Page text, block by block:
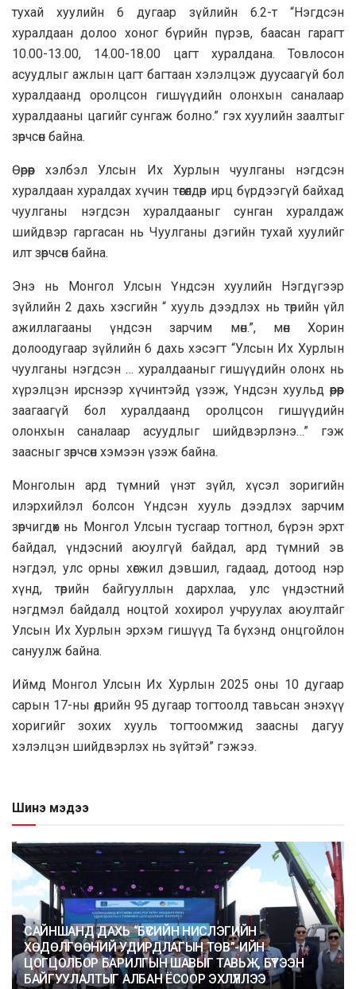
тухай хуулийн 6 дугаар зүйлийн 6.2-т “Нэгдсэн
хуралдаан долоо хоног бүрийн пүрэв, баасан гарагт
10.00-13.00, 14.00-18.00 цагт хуралдана. Товлосон
асуудлыг ажлын цагт багтаан хэлэлцэж дуусаагүй бол
хуралдаанд оролцсон гишүүдийн олонхын саналаар
хуралдааны цагийг сунгаж болно.” гэх хуулийн заалтыг
зөрчсөн байна.
Өөрөөр хэлбэл Улсын Их Хурлын чуулганы нэгдсэн
хуралдаан хуралдах хүчин төгөлдөр ирц бүрдээгүй байхад
чуулганы нэгдсэн хуралдааныг сунган хуралдаж
шийдвэр гаргасан нь Чуулганы дэгийн тухай хуулийг
илт зөрчсөн байна.
Энэ нь Монгол Улсын Үндсэн хуулийн Нэгдүгээр
зүйлийн 2 дахь хэсгийн “ хууль дээдлэх нь төрийн үйл
ажиллагааны үндсэн зарчим мөн.”, мөн Хорин
долоодугаар зүйлийн 6 дахь хэсэгт “Улсын Их Хурлын
чуулганы нэгдсэн … хуралдааныг гишүүдийн олонх нь
хүрэлцэн ирснээр хүчинтэйд үзэж, Үндсэн хуульд өөрөөр
заагаагүй бол хуралдаанд оролцсон гишүүдийн
олонхын саналаар асуудлыг шийдвэрлэнэ…” гэж
заасныг зөрчсөн хэмээн үзэж байна.
Монголын ард түмний үнэт зүйл, хүсэл зоригийн
илэрхийлэл болсон Үндсэн хууль дээдлэх зарчим
зөрчигдөх нь Монгол Улсын тусгаар тогтнол, бүрэн эрхт
байдал, үндэсний аюулгүй байдал, ард түмний эв
нэгдэл, улс орны хөгжил дэвшил, гадаад, дотоод нэр
хүнд, төрийн байгууллын дархлаа, улс үндэстний
нэгдмэл байдалд ноцтой хохирол учруулах аюултайг
Улсын Их Хурлын эрхэм гишүүд Та бүхэнд онцгойлон
сануулж байна.
Иймд Монгол Улсын Их Хурлын 2025 оны 10 дугаар
сарын 17-ны өдрийн 95 дугаар тогтоолд тавьсан энэхүү
хоригийг зохих хууль тогтоомжид заасны дагуу
хэлэлцэн шийдвэрлэх нь зүйтэй” гэжээ.
Шинэ мэдээ
САЙНШАНД ДАХЬ “БҮСИЙН НИСЛЭГИЙН
ХӨДӨЛГӨӨНИЙ УДИРДЛАГЫН ТӨВ”-ИЙН
ЦОГЦОЛБОР БАРИЛГЫН ШАВЫГ ТАВЬЖ, БҮТЭЭН
БАЙГУУЛАЛТЫГ АЛБАН ЁСООР ЭХЛҮҮЛЛЭЭ